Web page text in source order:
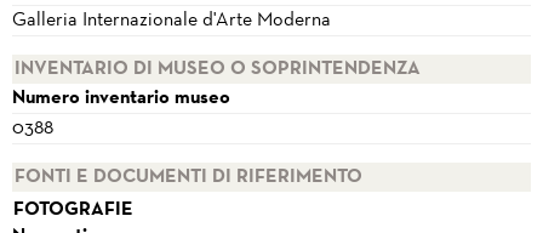
Galleria Internazionale d'Arte Moderna
INVENTARIO DI MUSEO O SOPRINTENDENZA
Numero inventario museo
0388
FONTI E DOCUMENTI DI RIFERIMENTO
FOTOGRAFIE